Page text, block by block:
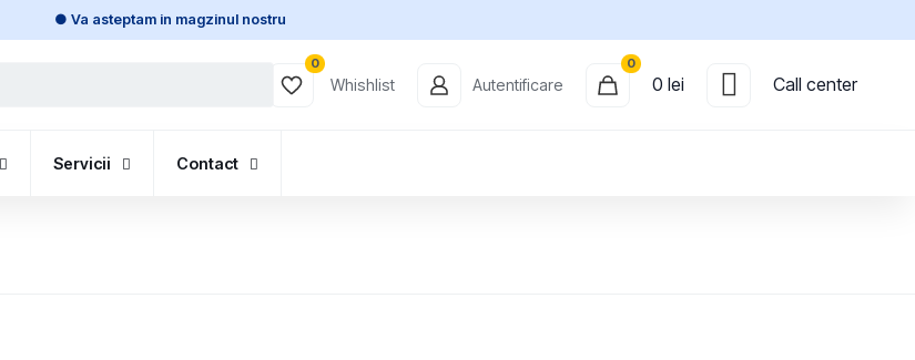
● Va asteptam in magzinul nostru
0
Whishlist Autentificare
0
0 lei Call center
Servicii Contact